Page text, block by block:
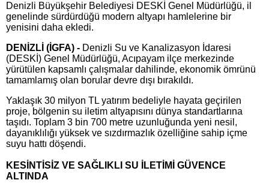
Denizli Büyükşehir Belediyesi DESKİ Genel Müdürlüğü, il
genelinde sürdürdüğü modern altyapı hamlelerine bir
yenisini daha ekledi.
DENİZLİ (İGFA) - Denizli Su ve Kanalizasyon İdaresi
(DESKİ) Genel Müdürlüğü, Acıpayam ilçe merkezinde
yürütülen kapsamlı çalışmalar dahilinde, ekonomik ömrünü
tamamlamış olan borular devre dışı bırakıldı.
Yaklaşık 30 milyon TL yatırım bedeliyle hayata geçirilen
proje, bölgenin su iletim altyapısını dünya standartlarına
taşıdı. Toplam 3 bin 700 metre uzunluğunda yeni nesil,
dayanıklılığı yüksek ve sızdırmazlık özelliğine sahip içme
suyu hattı döşendi.
KESİNTİSİZ VE SAĞLIKLI SU İLETİMİ GÜVENCE
ALTINDA